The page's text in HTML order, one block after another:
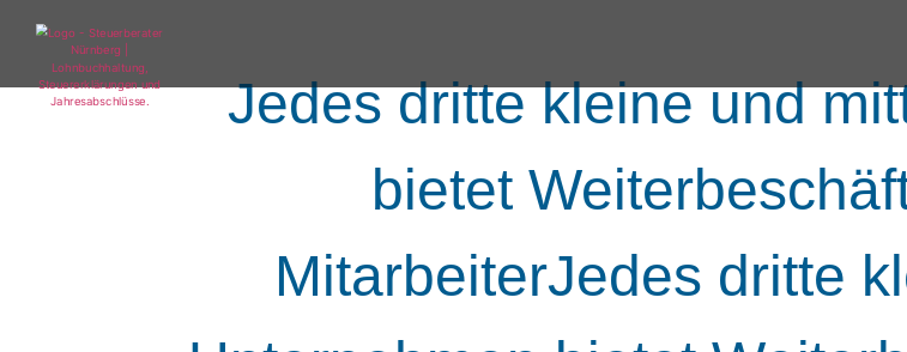
Jedes dritte kleine und
bietet
MitarbeiterJedes dritte